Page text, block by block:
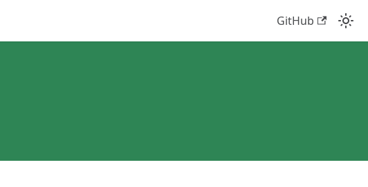
GitHub